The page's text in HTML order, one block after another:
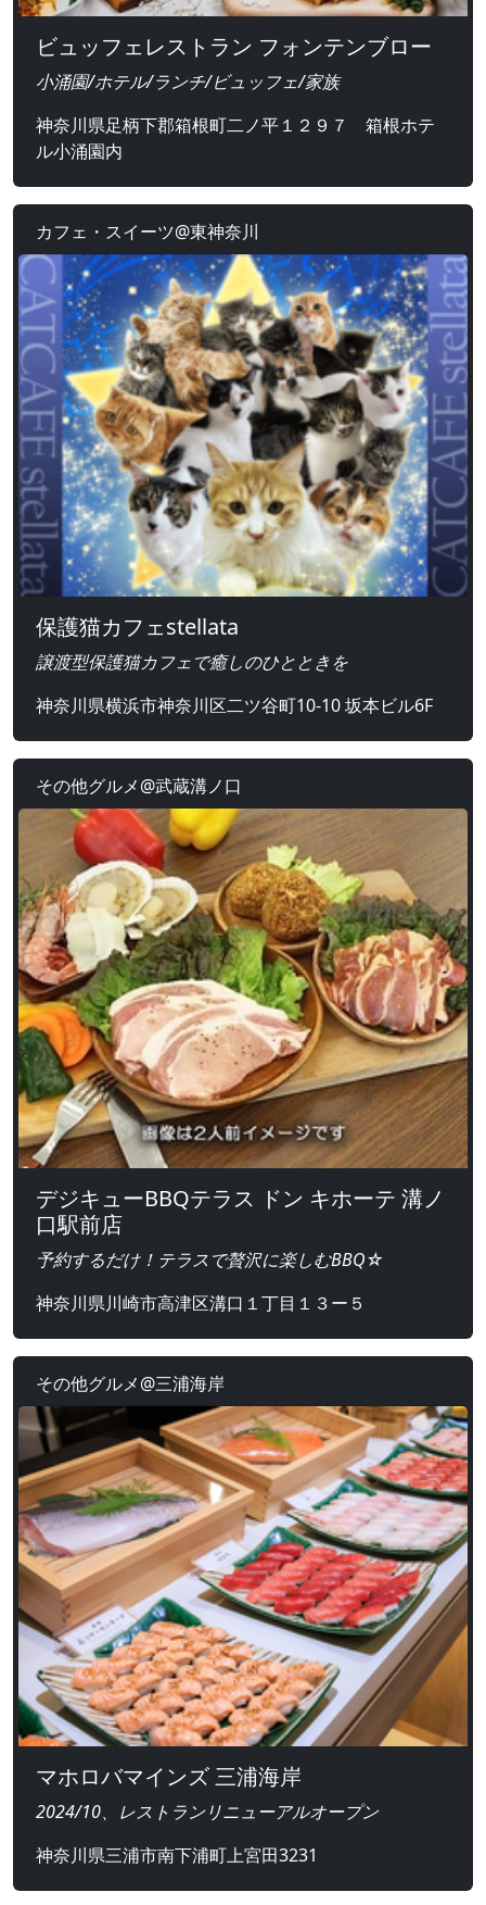
ビュッフェレストラン フォンテンブロー
小涌園/ホテル/ランチ/ビュッフェ/家族
神奈川県足柄下郡箱根町二ノ平１２９７ 箱根ホテ
ル小涌園内
カフェ・スイーツ@東神奈川
保護猫カフェstellata
譲渡型保護猫カフェで癒しのひとときを
神奈川県横浜市神奈川区二ツ谷町10-10 坂本ビル6F
その他グルメ@武蔵溝ノ口
デジキューBBQテラス ドン キホーテ 溝ノ
口駅前店
予約するだけ！テラスで贅沢に楽しむBBQ☆
神奈川県川崎市高津区溝口１丁目１３ー５
その他グルメ@三浦海岸
マホロバマインズ 三浦海岸
2024/10、レストランリニューアルオープン
神奈川県三浦市南下浦町上宮田3231